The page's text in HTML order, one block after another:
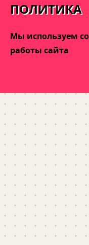
ПОЛИТИКА
Мы используем
работы сайта